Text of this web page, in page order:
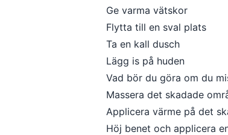
Ge varma vätskor
Flytta till en sval plats
Ta en kall dusch
Lägg is på huden
Vad bör du göra om du
Massera det skadade
Applicera värme på det
Höj benet och applicera